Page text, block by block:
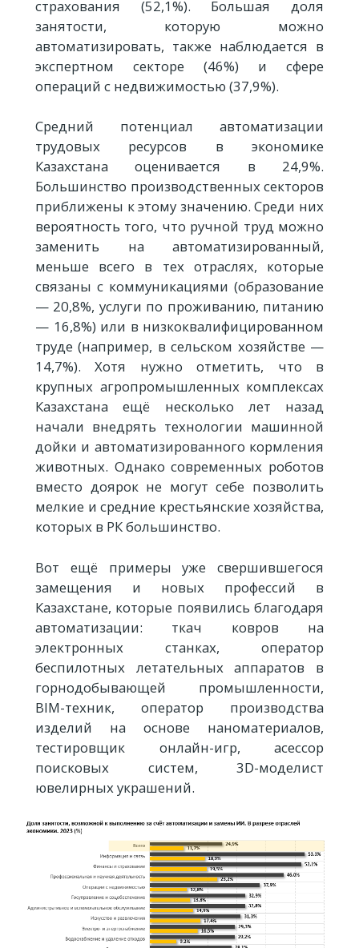
страхования (52,1%). Большая доля
занятости, которую можно
автоматизировать, также наблюдается в
экспертном секторе (46%) и сфере
операций с недвижимостью (37,9%).
Средний потенциал автоматизации
трудовых ресурсов в экономике
Казахстана оценивается в 24,9%.
Большинство производственных секторов
приближены к этому значению. Среди них
вероятность того, что ручной труд можно
заменить на автоматизированный,
меньше всего в тех отраслях, которые
связаны с коммуникациями (образование
— 20,8%, услуги по проживанию, питанию
— 16,8%) или в низкоквалифицированном
труде (например, в сельском хозяйстве —
14,7%). Хотя нужно отметить, что в
крупных агропромышленных комплексах
Казахстана ещё несколько лет назад
начали внедрять технологии машинной
дойки и автоматизированного кормления
животных. Однако современных роботов
вместо доярок не могут себе позволить
мелкие и средние крестьянские хозяйства,
которых в РК большинство.
Вот ещё примеры уже свершившегося
замещения и новых профессий в
Казахстане, которые появились благодаря
автоматизации: ткач ковров на
электронных станках, оператор
беспилотных летательных аппаратов в
горнодобывающей промышленности,
BIM-техник, оператор производства
изделий на основе наноматериалов,
тестировщик онлайн-игр, асессор
поисковых систем, 3D-моделист
ювелирных украшений.